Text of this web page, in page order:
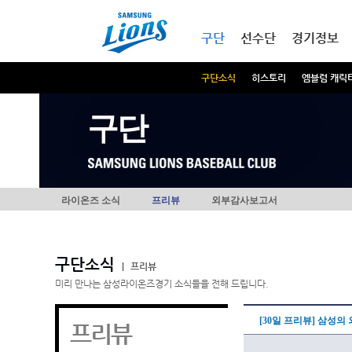
구단
구단소식 히스토리 엠블럼 캐릭
선수단 경기정보
구단
라이온즈 소식 프리뷰 외부감사보고서
구단소식
프리뷰
미리 만나는 삼성라이온즈경기 소식들을 전해 드립니다.
프리뷰 [30일 프리뷰] 삼성의